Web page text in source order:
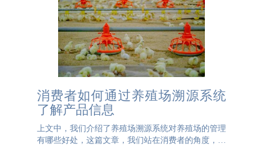
消费者如何通过养殖场溯源系统
了解产品信息
上文中，我们介绍了养殖场溯源系统对养殖场的管理
有哪些好处，这篇文章，我们站在消费者的角度，来